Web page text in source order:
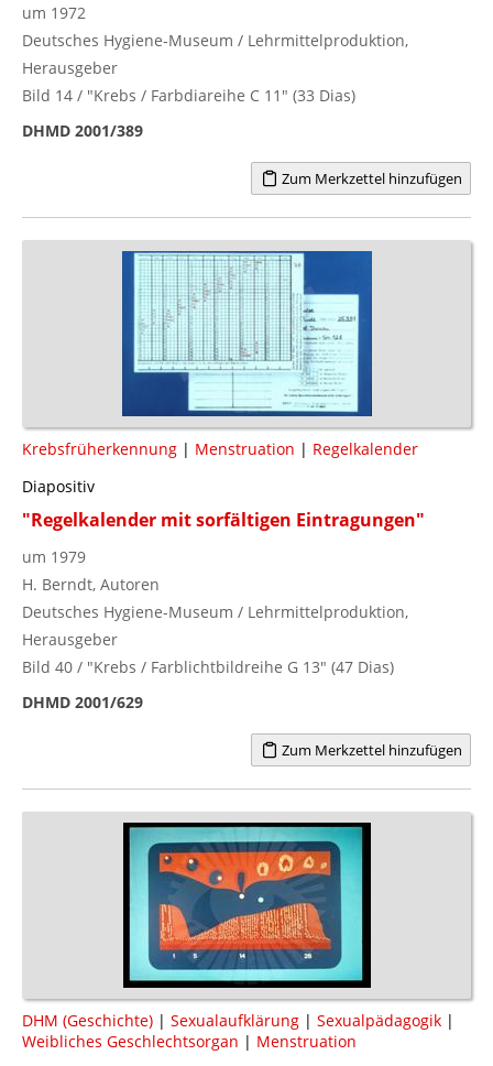
um 1972
Deutsches Hygiene-Museum / Lehrmittelproduktion,
Herausgeber
Bild 14 / "Krebs / Farbdiareihe C 11" (33 Dias)
DHMD 2001/389
Zum Merkzettel hinzufügen
Krebsfrüherkennung | Menstruation | Regelkalender
Diapositiv
"Regelkalender mit sorfältigen Eintragungen"
um 1979
H. Berndt, Autoren
Deutsches Hygiene-Museum / Lehrmittelproduktion,
Herausgeber
Bild 40 / "Krebs / Farblichtbildreihe G 13" (47 Dias)
DHMD 2001/629
Zum Merkzettel hinzufügen
DHM (Geschichte) | Sexualaufklärung | Sexualpädagogik |
Weibliches Geschlechtsorgan | Menstruation